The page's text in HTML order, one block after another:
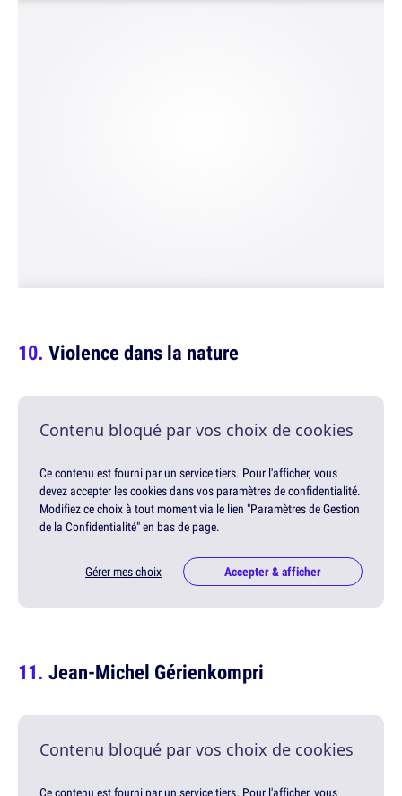
Violence dans la nature
Contenu bloqué par vos choix de cookies
Ce contenu est fourni par un service tiers. Pour l'afficher, vous
devez accepter les cookies dans vos paramètres de confidentialité.
Modifiez ce choix à tout moment via le lien "Paramètres de Gestion
de la Confidentialité" en bas de page.
Gérer mes choix Accepter & afficher
Jean-Michel Gérienkompri
Contenu bloqué par vos choix de cookies
Ce contenu est fourni par un service tiers. Pour l'afficher, vous